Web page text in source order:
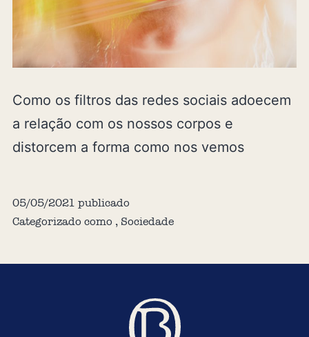
Como os filtros das redes sociais adoecem
a relação com os nossos corpos e
distorcem a forma como nos vemos
05/05/2021 publicado
Categorizado como , Sociedade